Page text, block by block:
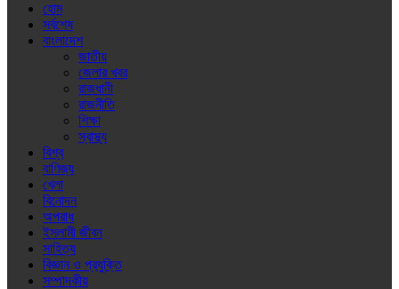
হোম
সর্বশেষ
বাংলাদেশ
জাতীয়
জেলার খবর
রাজধানী
রাজনীতি
শিক্ষা
স্বাস্থ্য
বিশ্ব
বাণিজ্য
খেলা
বিনোদন
অপরাধ
ইসলামী জীবন
সাহিত্য
বিজ্ঞান ও প্রযুক্তি
সম্পাদকীয়